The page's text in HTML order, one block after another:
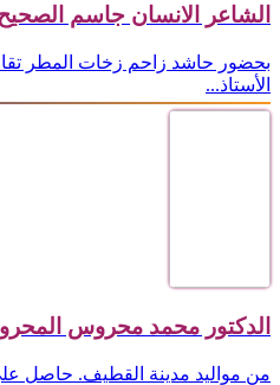
الشاعر الانسان جاسم الصحيح
بحضور حاشد زاحم زخات المطر
الأستاذ...
الدكتور محمد محروس
من مواليد مدينة القطيف. حاصل